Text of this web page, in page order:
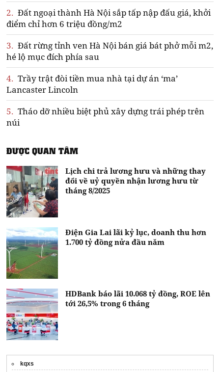
2. Đất ngoại thành Hà Nội sắp tấp nập đấu giá, khởi
điểm chỉ hơn 6 triệu đồng/m2
3. Đất rừng tỉnh ven Hà Nội bán giá bát phở mỗi m2,
hé lộ mục đích phía sau
4. Trầy trật đòi tiền mua nhà tại dự án ‘ma’
Lancaster Lincoln
5. Tháo dỡ nhiều biệt phủ xây dựng trái phép trên
núi
ĐƯỢC QUAN TÂM
Lịch chi trả lương hưu và những thay
đổi về uỷ quyền nhận lương hưu từ
tháng 8/2025
Điện Gia Lai lãi kỷ lục, doanh thu hơn
1.700 tỷ đồng nửa đầu năm
HDBank báo lãi 10.068 tỷ đồng, ROE lên
tới 26,5% trong 6 tháng
kqxs